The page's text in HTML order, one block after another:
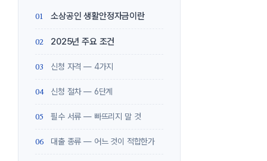
소상공인 생활안정자금이란
2025년 주요 조건
신청 자격 — 4가지
신청 절차 — 6단계
필수 서류 — 빠뜨리지 말 것
대출 종류 — 어느 것이 적합한가